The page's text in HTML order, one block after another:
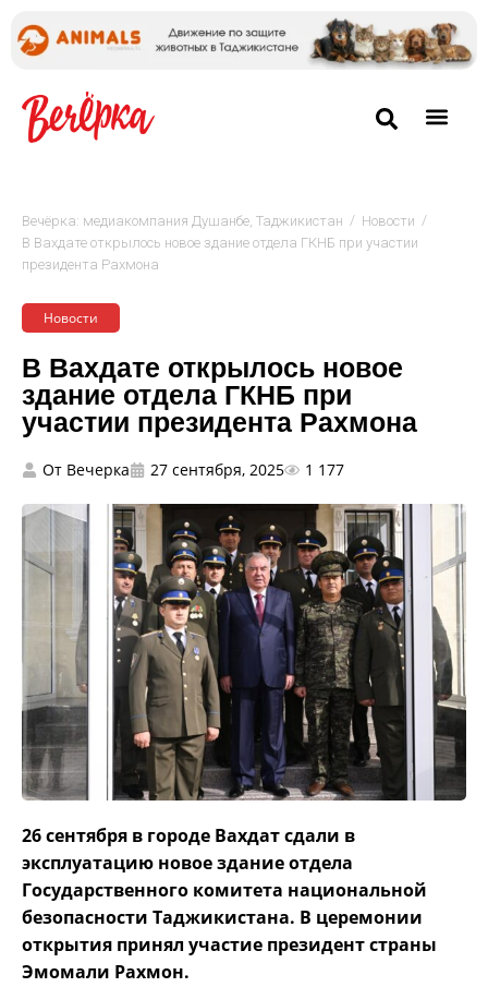
Вечёрка: медиакомпания Душанбе, Таджикистан / Новости /
В Вахдате открылось новое здание отдела ГКНБ при участии
президента Рахмона
Новости
В Вахдате открылось новое
здание отдела ГКНБ при
участии президента Рахмона
От Вечерка 27 сентября, 2025 1 177
26 сентября в городе Вахдат сдали в
эксплуатацию новое здание отдела
Государственного комитета национальной
безопасности Таджикистана. В церемонии
открытия принял участие президент страны
Эмомали Рахмон.